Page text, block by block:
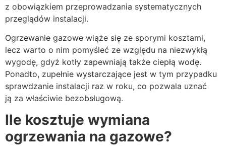
z obowiązkiem przeprowadzania systematycznych
przeglądów instalacji.
Ogrzewanie gazowe wiąże się ze sporymi kosztami,
lecz warto o nim pomyśleć ze względu na niezwykłą
wygodę, gdyż kotły zapewniają także ciepłą wodę.
Ponadto, zupełnie wystarczające jest w tym przypadku
sprawdzanie instalacji raz w roku, co pozwala uznać
ją za właściwie bezobsługową.
Ile kosztuje wymiana
ogrzewania na gazowe?